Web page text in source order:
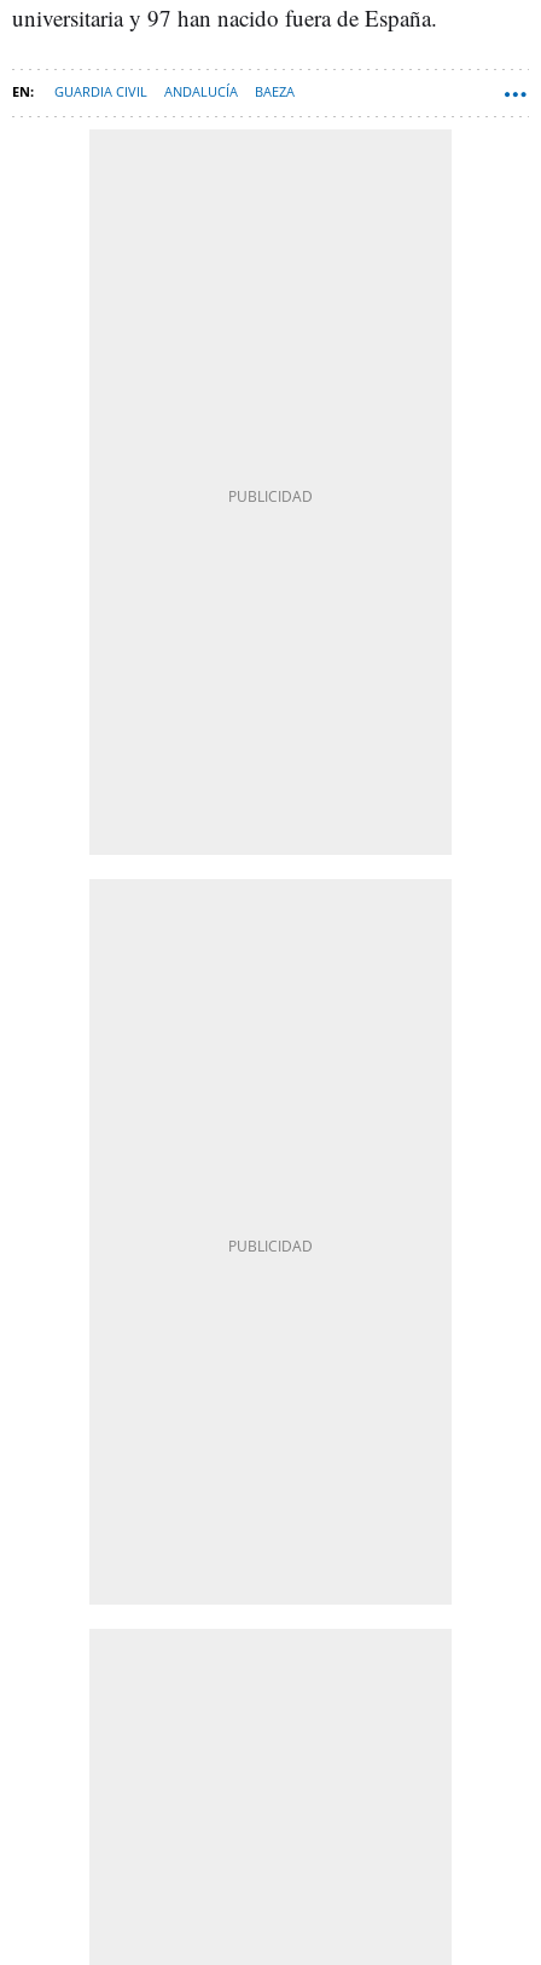
universitaria y 97 han nacido fuera de España.
GUARDIA CIVIL ANDALUCÍA BAEZA